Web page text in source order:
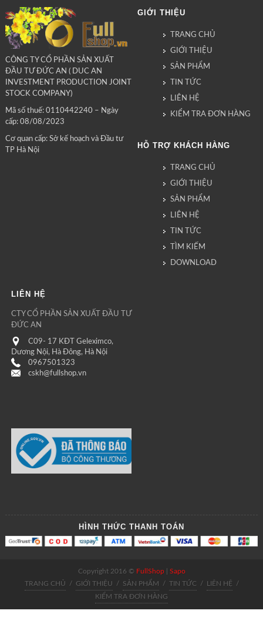
CÔNG TY CỔ PHẦN SẢN XUẤT
ĐẦU TƯ ĐỨC AN ( DUC AN
INVESTMENT PRODUCTION JOINT
STOCK COMPANY)
Mã số thuế: 0110442240 – Ngày
cấp: 08/08/2023
Cơ quan cấp: Sở kế hoạch và Đầu tư
TP Hà Nội
GIỚI THIỆU
TRANG CHỦ
GIỚI THIỆU
SẢN PHẨM
TIN TỨC
LIÊN HỆ
KIỂM TRA ĐƠN HÀNG
HỖ TRỢ KHÁCH HÀNG
TRANG CHỦ
GIỚI THIỆU
SẢN PHẨM
LIÊN HỆ
TIN TỨC
TÌM KIẾM
DOWNLOAD
LIÊN HỆ
CTY CỔ PHẦN SẢN XUẤT ĐẦU TƯ
ĐỨC AN
C09- 17 KĐT Geleximco,
Dương Nội, Hà Đông, Hà Nội
0967501323
cskh@fullshop.vn
HÌNH THỨC THANH TOÁN
Copyright 2016 © FullShop| Sapo
TRANG CHỦ
/ GIỚI THIỆU / SẢN PHẨM / TIN TỨC / LIÊN HỆ
/
KIỂM TRA ĐƠN HÀNG